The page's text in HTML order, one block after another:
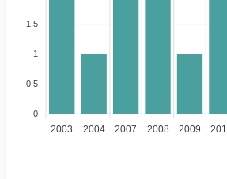
1.5
1
0.5
0
2003 2004 2007 2008 2009